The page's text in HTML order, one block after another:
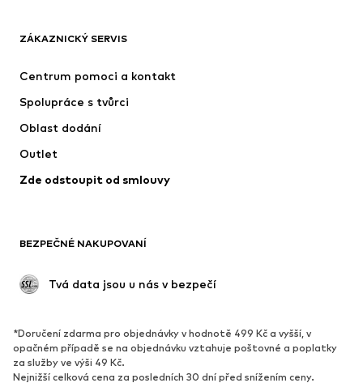
ADIDAS ORIGINALS
NIKE
ZÁKAZNICKÝ SERVIS
Centrum pomoci a kontakt
Spolupráce s tvůrci
Oblast dodání
Outlet
Zde odstoupit od smlouvy
BEZPEČNÉ NAKUPOVANÍ
Tvá data jsou u nás v bezpečí
*Doručení zdarma pro objednávky v hodnotě 499 Kč a vyšší, v
opačném případě se na objednávku vztahuje poštovné a poplatky
za služby ve výši 49 Kč.
Nejnižší celková cena za posledních 30 dní před snížením ceny.